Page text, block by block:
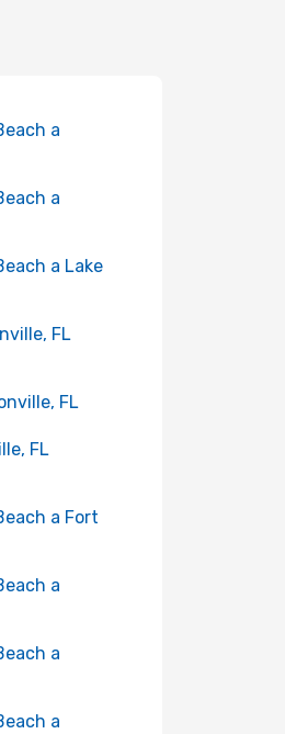
a
a
a Lake
FL
FL
FL
a Fort
a
a
a